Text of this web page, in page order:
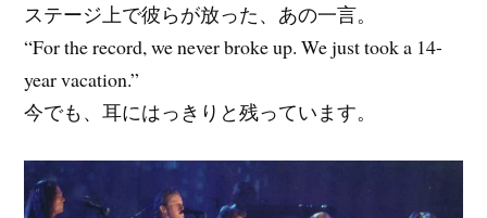
ステージ上で彼らが放った、あの一言。
“For the record, we never broke up. We just took a 14-
year vacation.”
今でも、耳にはっきりと残っています。